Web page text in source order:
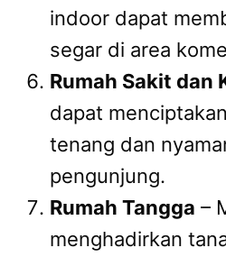
indoor dapat
segar di area
Rumah Sakit dan
dapat
tenang dan
pengunjung.
Rumah Tangga –
menghadirkan